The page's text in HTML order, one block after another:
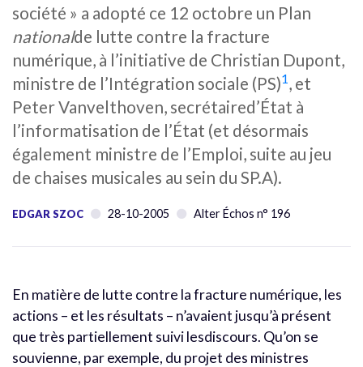
société » a adopté ce 12 octobre un Plan
nationalde lutte contre la fracture
numérique, à l’initiative de Christian Dupont,
ministre de l’Intégration sociale (PS)1 , et
Peter Vanvelthoven, secrétaired’État à
l’informatisation de l’État (et désormais
également ministre de l’Emploi, suite au jeu
de chaises musicales au sein du SP.A).
EDGAR SZOC 28-10-2005 Alter Échos n° 196
En matière de lutte contre la fracture numérique, les
actions – et les résultats – n’avaient jusqu’à présent
que très partiellement suivi lesdiscours. Qu’on se
souvienne, par exemple, du projet des ministres